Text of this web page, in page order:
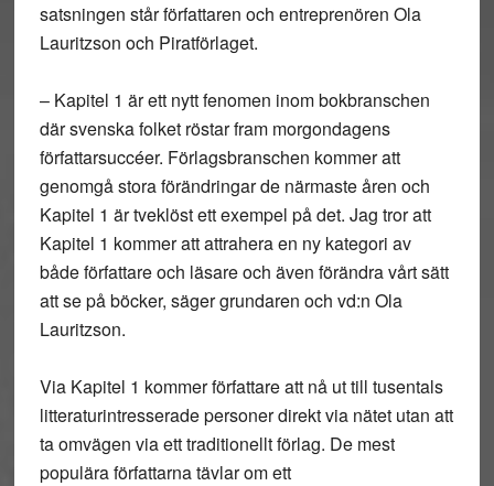
satsningen står författaren och entreprenören Ola
Lauritzson och Piratförlaget.
– Kapitel 1 är ett nytt fenomen inom bokbranschen
där svenska folket röstar fram morgondagens
författarsuccéer. Förlagsbranschen kommer att
genomgå stora förändringar de närmaste åren och
Kapitel 1 är tveklöst ett exempel på det. Jag tror att
Kapitel 1 kommer att attrahera en ny kategori av
både författare och läsare och även förändra vårt sätt
att se på böcker, säger grundaren och vd:n Ola
Lauritzson.
Via Kapitel 1 kommer författare att nå ut till tusentals
litteraturintresserade personer direkt via nätet utan att
ta omvägen via ett traditionellt förlag. De mest
populära författarna tävlar om ett